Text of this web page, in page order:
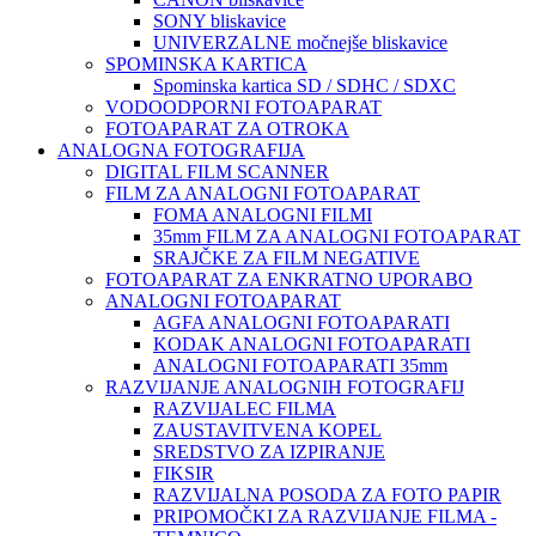
SONY bliskavice
UNIVERZALNE močnejše bliskavice
SPOMINSKA KARTICA
Spominska kartica SD / SDHC / SDXC
VODOODPORNI FOTOAPARAT
FOTOAPARAT ZA OTROKA
ANALOGNA FOTOGRAFIJA
DIGITAL FILM SCANNER
FILM ZA ANALOGNI FOTOAPARAT
FOMA ANALOGNI FILMI
35mm FILM ZA ANALOGNI FOTOAPARAT
SRAJČKE ZA FILM NEGATIVE
FOTOAPARAT ZA ENKRATNO UPORABO
ANALOGNI FOTOAPARAT
AGFA ANALOGNI FOTOAPARATI
KODAK ANALOGNI FOTOAPARATI
ANALOGNI FOTOAPARATI 35mm
RAZVIJANJE ANALOGNIH FOTOGRAFIJ
RAZVIJALEC FILMA
ZAUSTAVITVENA KOPEL
SREDSTVO ZA IZPIRANJE
FIKSIR
RAZVIJALNA POSODA ZA FOTO PAPIR
PRIPOMOČKI ZA RAZVIJANJE FILMA -